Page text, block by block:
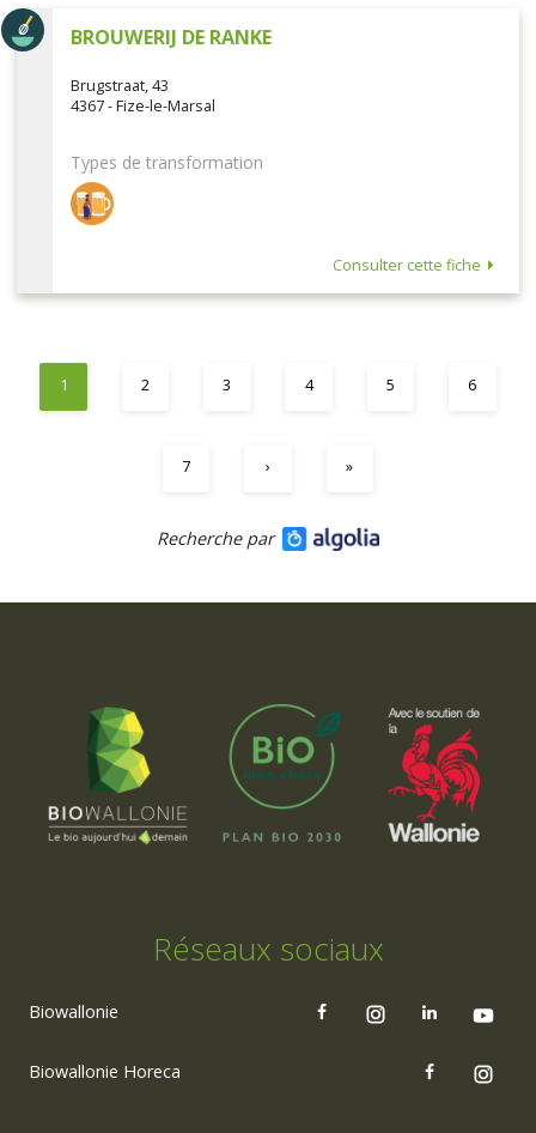
BROUWERIJ DE RANKE
Brugstraat, 43
4367 - Fize-le-Marsal
Types de transformation
Consulter cette fiche
1 2 3 4 5 6
7 › »
Recherche par
Réseaux sociaux
Biowallonie
Biowallonie Horeca